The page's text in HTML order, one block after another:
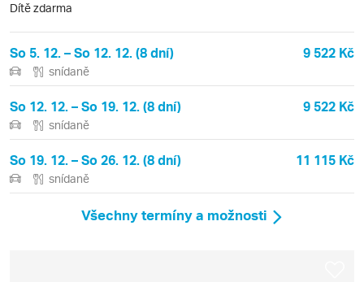
Dítě zdarma
So 5. 12. – So 12. 12. (8 dní) 9 522 Kč
snídaně
So 12. 12. – So 19. 12. (8 dní) 9 522 Kč
snídaně
So 19. 12. – So 26. 12. (8 dní) 11 115 Kč
snídaně
Všechny termíny a možnosti